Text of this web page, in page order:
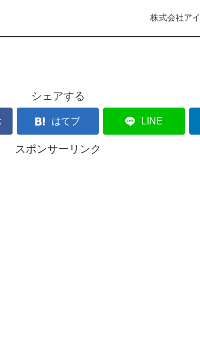
株式会社ア
シェアする
はてブ LINE
スポンサーリンク